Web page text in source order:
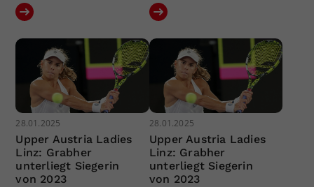
28.01.2025
Upper Austria Ladies
Linz: Grabher
unterliegt Siegerin
von 2023
28.01.2025
Upper Austria Ladies
Linz: Grabher
unterliegt Siegerin
von 2023